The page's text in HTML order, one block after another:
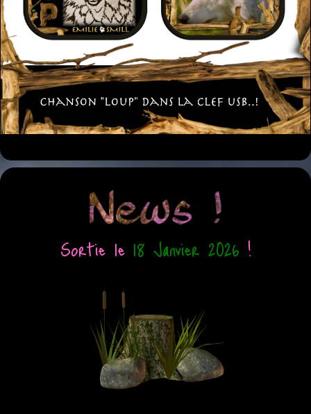
Sortie le 18 Janvier 2026 !